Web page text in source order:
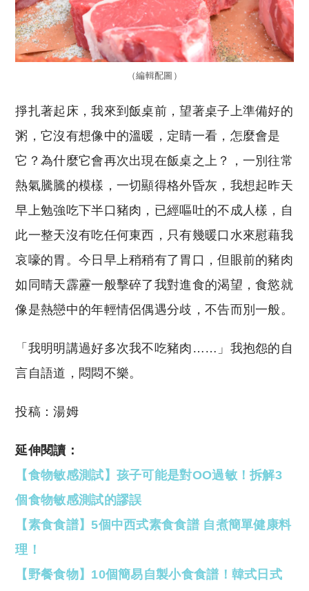
（編輯配圖）
掙扎著起床，我來到飯桌前，望著桌子上準備好的
粥，它沒有想像中的溫暖，定睛一看，怎麼會是
它？為什麼它會再次出現在飯桌之上？，一別往常
熱氣騰騰的模樣，一切顯得格外昏灰，我想起昨天
早上勉強吃下半口豬肉，已經嘔吐的不成人樣，自
此一整天沒有吃任何東西，只有幾暖口水來慰藉我
哀嚎的胃。今日早上稍稍有了胃口，但眼前的豬肉
如同晴天霹靂一般擊碎了我對進食的渴望，食慾就
像是熱戀中的年輕情侶偶遇分歧，不告而別一般。
「我明明講過好多次我不吃豬肉……」我抱怨的自
言自語道，悶悶不樂。
投稿：湯姆
延伸閱讀：
【食物敏感測試】孩子可能是對OO過敏！拆解3
個食物敏感測試的謬誤
【素食食譜】5個中西式素食食譜 自煮簡單健康料
理！
【野餐食物】10個簡易自製小食食譜！韓式日式